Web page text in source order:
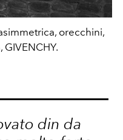
orecchini,
din da